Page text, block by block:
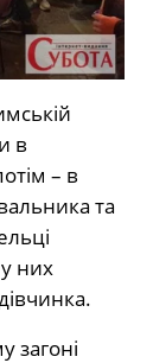
в
– в
та
них
загоні